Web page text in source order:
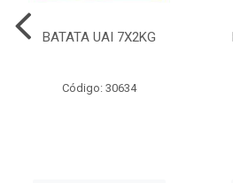
BATATA UAI 7X2KG
Código: 30634